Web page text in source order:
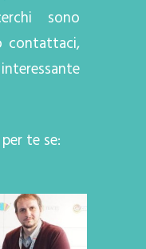
sono
contattaci,
te se: